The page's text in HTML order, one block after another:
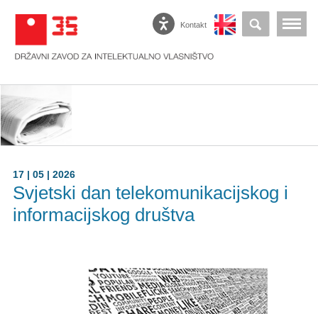
Kontakt
17 | 05 | 2026
Svjetski dan telekomunikacijskog i
informacijskog društva